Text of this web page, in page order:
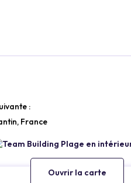
:
France
Ouvrir la carte